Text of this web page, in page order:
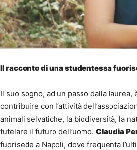
Il racconto di una studentessa
Il suo sogno, ad un passo dalla
contribuire con l’attività
animali selvatiche, la biodiversità, la
tutelare il futuro dell’uomo. Claudia
fuorisede a Napoli, dove frequenta